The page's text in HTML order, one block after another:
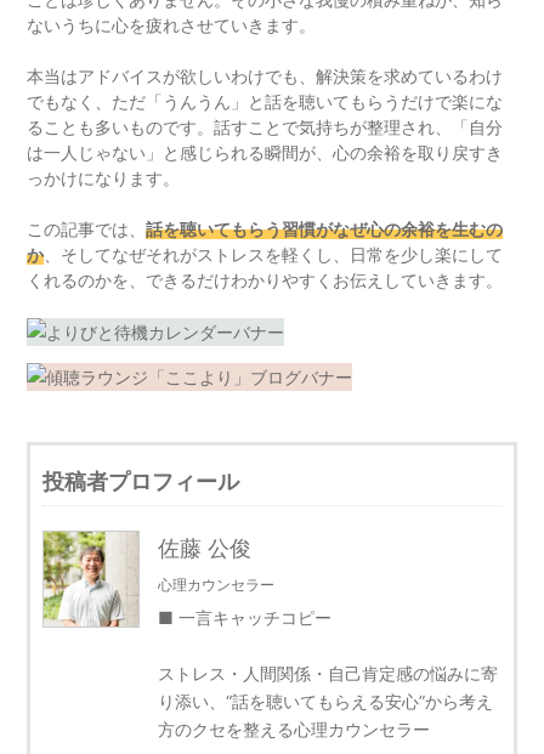
ないうちに心を疲れさせていきます。
本当はアドバイスが欲しいわけでも、解決策を求めているわけ
でもなく、ただ「うんうん」と話を聴いてもらうだけで楽にな
ることも多いものです。話すことで気持ちが整理され、「自分
は一人じゃない」と感じられる瞬間が、心の余裕を取り戻すき
っかけになります。
この記事では、話を聴いてもらう習慣がなぜ心の余裕を生むの
か、そしてなぜそれがストレスを軽くし、日常を少し楽にして
くれるのかを、できるだけわかりやすくお伝えしていきます。
投稿者プロフィール
佐藤 公俊
心理カウンセラー
■ 一言キャッチコピー
ストレス・人間関係・自己肯定感の悩みに寄
り添い、“話を聴いてもらえる安心”から考え
方のクセを整える心理カウンセラー